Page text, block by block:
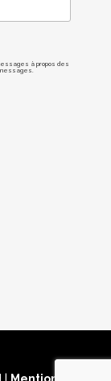
à propos des